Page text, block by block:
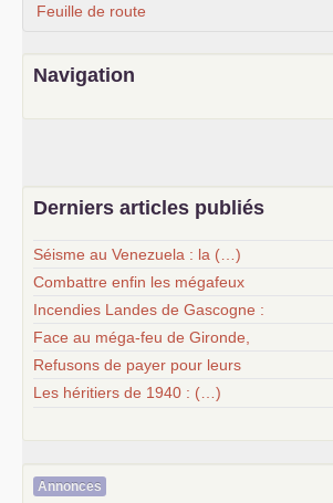
Feuille de route
Navigation
Derniers articles publiés
Séisme au Venezuela : la (…)
Combattre enfin les mégafeux
Incendies Landes de Gascogne :
Face au méga-feu de Gironde,
Refusons de payer pour leurs
Les héritiers de 1940 : (…)
Annonces